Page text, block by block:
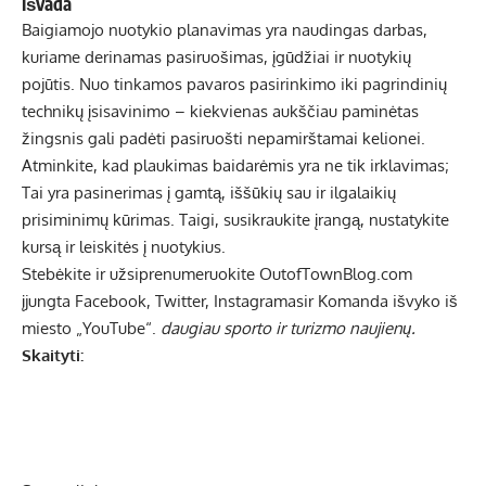
Baigiamojo nuotykio planavimas yra naudingas darbas,
kuriame derinamas pasiruošimas, įgūdžiai ir nuotykių
pojūtis. Nuo tinkamos pavaros pasirinkimo iki pagrindinių
technikų įsisavinimo – kiekvienas aukščiau paminėtas
žingsnis gali padėti pasiruošti nepamirštamai kelionei.
Atminkite, kad plaukimas baidarėmis yra ne tik irklavimas;
Tai yra pasinerimas į gamtą, iššūkių sau ir ilgalaikių
prisiminimų kūrimas. Taigi, susikraukite įrangą, nustatykite
kursą ir leiskitės į nuotykius.
Stebėkite ir užsiprenumeruokite OutofTownBlog.com
įjungta Facebook, Twitter, Instagramasir Komanda išvyko iš
miesto „YouTube“. daugiau sporto ir turizmo naujienų.
Skaityti: